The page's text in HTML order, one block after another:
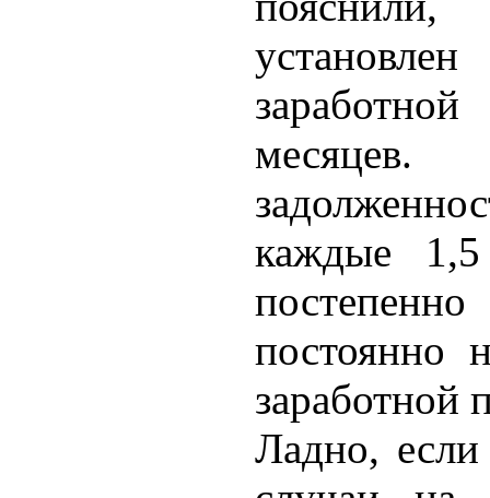
каждые
постоянно
заработной
Ладно,